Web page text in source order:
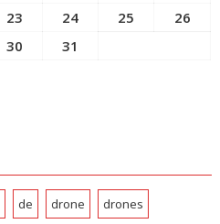
23 24 25
26
30 31
de drone drones